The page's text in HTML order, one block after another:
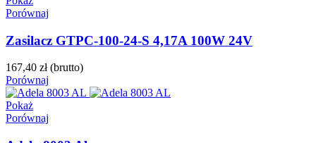
Porównaj
Zasilacz GTPC-100-24-S 4,17A 100W 24V
167,40 zł (brutto)
Porównaj
Pokaż
Porównaj